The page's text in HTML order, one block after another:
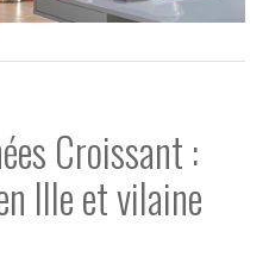
Croissant :
Ille et vilaine